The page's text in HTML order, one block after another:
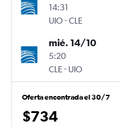
14:31
UIO-CLE
mié. 14/10
5:20
CLE- UIO
Oferta encontrada el 30/7
$734